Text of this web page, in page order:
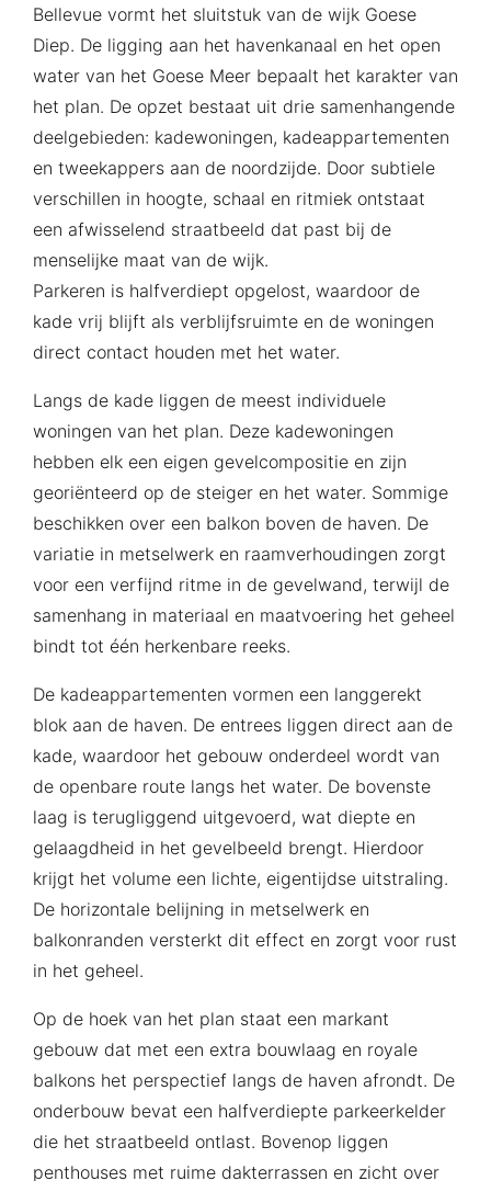
Bellevue vormt het sluitstuk van de wijk Goese
Diep. De ligging aan het havenkanaal en het open
water van het Goese Meer bepaalt het karakter van
het plan. De opzet bestaat uit drie samenhangende
deelgebieden: kadewoningen, kadeappartementen
en tweekappers aan de noordzijde. Door subtiele
verschillen in hoogte, schaal en ritmiek ontstaat
een afwisselend straatbeeld dat past bij de
menselijke maat van de wijk.
Parkeren is halfverdiept opgelost, waardoor de
kade vrij blijft als verblijfsruimte en de woningen
direct contact houden met het water.
Langs de kade liggen de meest individuele
woningen van het plan. Deze kadewoningen
hebben elk een eigen gevelcompositie en zijn
georiënteerd op de steiger en het water. Sommige
beschikken over een balkon boven de haven. De
variatie in metselwerk en raamverhoudingen zorgt
voor een verfijnd ritme in de gevelwand, terwijl de
samenhang in materiaal en maatvoering het geheel
bindt tot één herkenbare reeks.
De kadeappartementen vormen een langgerekt
blok aan de haven. De entrees liggen direct aan de
kade, waardoor het gebouw onderdeel wordt van
de openbare route langs het water. De bovenste
laag is terugliggend uitgevoerd, wat diepte en
gelaagdheid in het gevelbeeld brengt. Hierdoor
krijgt het volume een lichte, eigentijdse uitstraling.
De horizontale belijning in metselwerk en
balkonranden versterkt dit effect en zorgt voor rust
in het geheel.
Op de hoek van het plan staat een markant
gebouw dat met een extra bouwlaag en royale
balkons het perspectief langs de haven afrondt. De
onderbouw bevat een halfverdiepte parkeerkelder
die het straatbeeld ontlast. Bovenop liggen
penthouses met ruime dakterrassen en zicht over